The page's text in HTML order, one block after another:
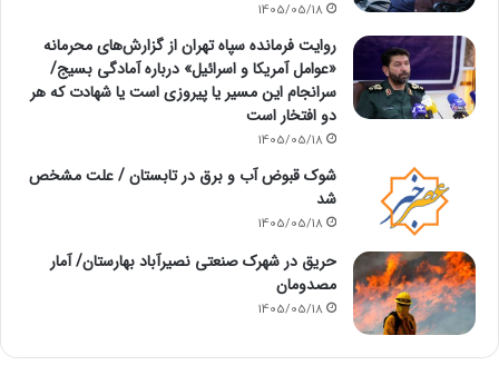
1405/05/18
روایت فرمانده سپاه تهران از گزارش‌های محرمانه
«عوامل آمریکا و اسرائیل» درباره آمادگی بسیج/
سرانجام این مسیر یا پیروزی است یا شهادت که هر
دو افتخار است
1405/05/18
شوک قبوض آب و برق در تابستان / علت مشخص
شد
1405/05/18
حریق در شهرک صنعتی نصیرآباد بهارستان/ آمار
مصدومان
1405/05/18